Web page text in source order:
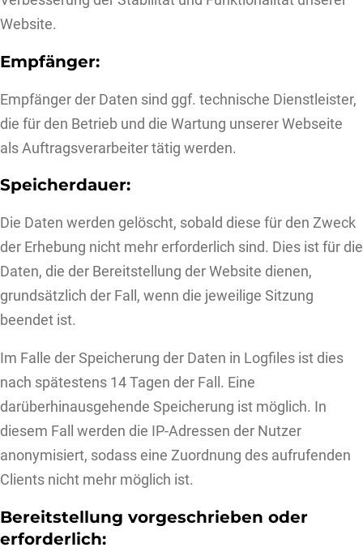
Website.
Empfänger:
Empfänger der Daten sind ggf. technische Dienstleister,
die für den Betrieb und die Wartung unserer Webseite
als Auftragsverarbeiter tätig werden.
Speicherdauer:
Die Daten werden gelöscht, sobald diese für den Zweck
der Erhebung nicht mehr erforderlich sind. Dies ist für die
Daten, die der Bereitstellung der Website dienen,
grundsätzlich der Fall, wenn die jeweilige Sitzung
beendet ist.
Im Falle der Speicherung der Daten in Logfiles ist dies
nach spätestens 14 Tagen der Fall. Eine
darüberhinausgehende Speicherung ist möglich. In
diesem Fall werden die IP-Adressen der Nutzer
anonymisiert, sodass eine Zuordnung des aufrufenden
Clients nicht mehr möglich ist.
Bereitstellung vorgeschrieben oder
erforderlich: